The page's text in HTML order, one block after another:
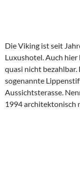
Die Viking ist seit
Luxushotel. Auch
quasi nicht
sogenannte
Aussichtsterasse.
1994 architektonisch